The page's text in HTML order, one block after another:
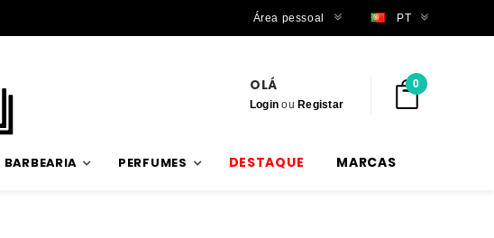
Área pessoal PT
OLÁ
Login ouRegistar
0
BARBEARIA PERFUMES DESTAQUE MARCAS